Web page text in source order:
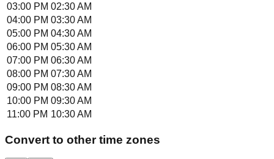
03:00 PM 02:30 AM
04:00 PM 03:30 AM
05:00 PM 04:30 AM
06:00 PM 05:30 AM
07:00 PM 06:30 AM
08:00 PM 07:30 AM
09:00 PM 08:30 AM
10:00 PM 09:30 AM
11:00 PM 10:30 AM
Convert to other time zones